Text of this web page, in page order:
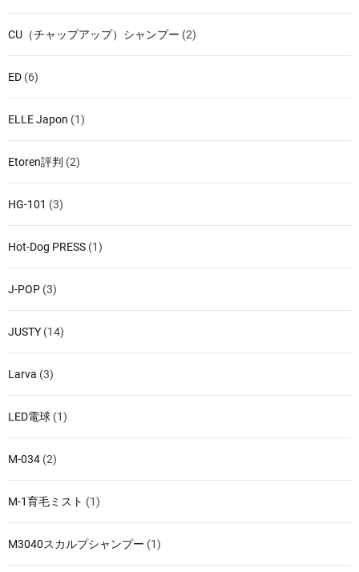
CU（チャップアップ）シャンプー (2)
ED (6)
ELLE Japon (1)
Etoren評判 (2)
HG-101 (3)
Hot-Dog PRESS (1)
J-POP (3)
JUSTY (14)
Larva (3)
LED電球 (1)
M-034 (2)
M-1育毛ミスト (1)
M3040スカルプシャンプー (1)